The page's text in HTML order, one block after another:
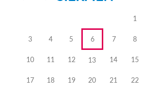
1
3 4 5 6 7 8
10 11 12 13 14 15
17 18 19 20 21 22